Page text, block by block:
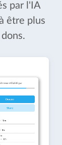
par l'IA
être plus